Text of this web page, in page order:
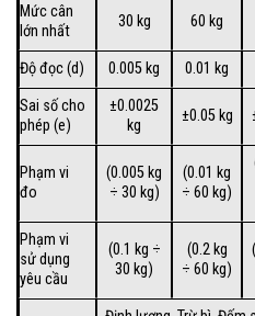
Mức cân
lớn nhất
30 kg 60 kg
Độ đọc (d) 0.005 kg 0.01 kg
Sai số cho
phép (e)
±0.0025
kg
±0.05 kg
Phạm vi
đo
(0.005 kg
÷ 30 kg)
(0.01 kg
÷ 60 kg)
Phạm vi
sử dụng
yêu cầu
(0.1 kg ÷
30 kg)
(0.2 kg
÷ 60 kg)